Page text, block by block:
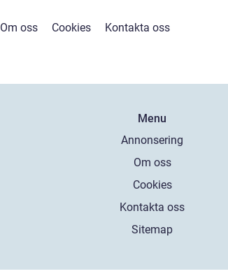
Om oss Cookies Kontakta oss
Menu
Annonsering
Om oss
Cookies
Kontakta oss
Sitemap